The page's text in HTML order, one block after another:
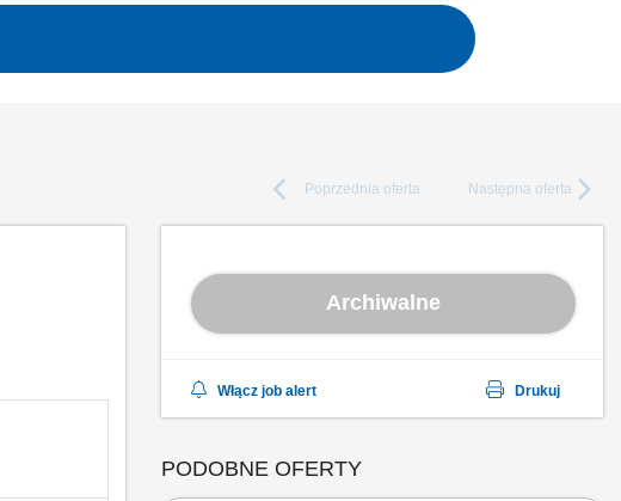
Poprzednia oferta Następna oferta
Archiwalne
Włącz job alert Drukuj
PODOBNE OFERTY